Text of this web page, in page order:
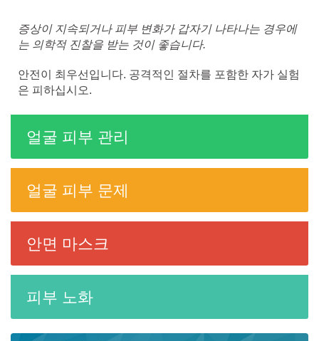
증상이 지속되거나 피부 변화가 갑자기 나타나는 경우에
는 의학적 진찰을 받는 것이 좋습니다.
안전이 최우선입니다. 공격적인 절차를 포함한 자가 실험
은 피하십시오.
얼굴 피부 관리
얼굴 피부 문제
안면 마스크
피부 노화